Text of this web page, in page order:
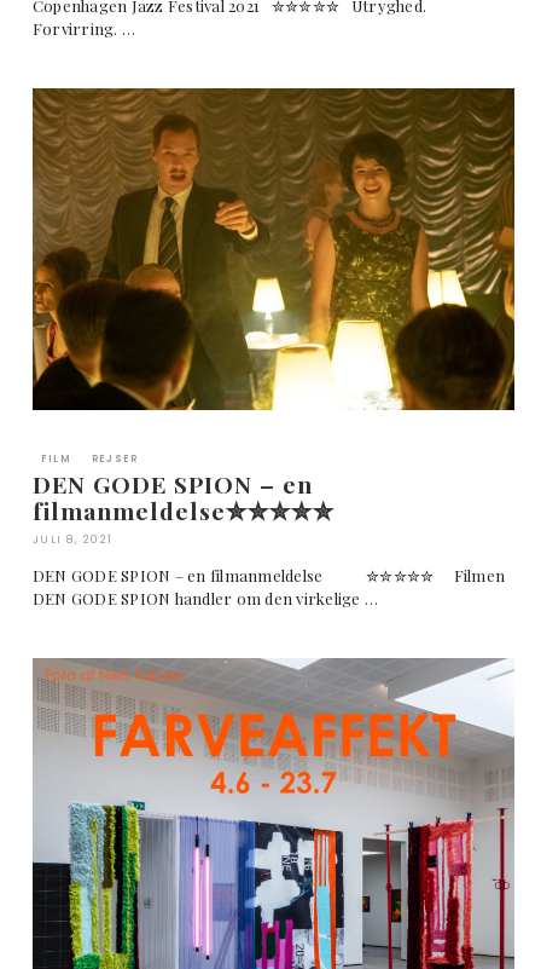
Copenhagen Jazz Festival 2021 ✮✮✮✮✮ Utryghed.
Forvirring. …
FILM REJSER
DEN GODE SPION – en
filmanmeldelse✮✮✮✮✮
JULI 8, 2021
DEN GODE SPION – en filmanmeldelse ✮✮✮✮✮ Filmen
DEN GODE SPION handler om den virkelige …